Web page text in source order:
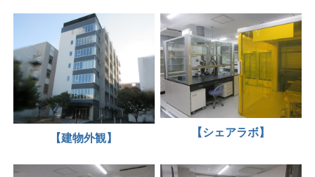
【建物外観】 【シェアラボ】